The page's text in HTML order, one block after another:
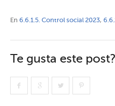
En 6.6.1.5. Control social 2023,
Te gusta este post?